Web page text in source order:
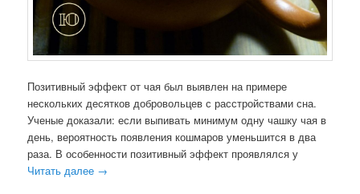
Позитивный эффект от чая был выявлен на примере
нескольких десятков добровольцев с расстройствами сна.
Ученые доказали: если выпивать минимум одну чашку чая в
день, вероятность появления кошмаров уменьшится в два
раза. В особенности позитивный эффект проявлялся у
Читать далее →